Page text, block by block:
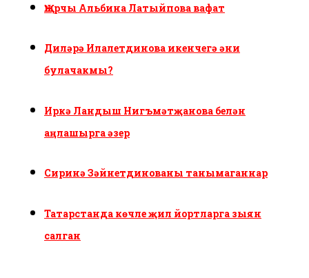
Җырчы Альбина Латыйпова вафат
Диләрә Илалетдинова икенчегә әни
булачакмы?
Иркә Ландыш Нигъмәтҗанова белән
аңлашырга әзер
Сиринә Зәйнетдинованы танымаганнар
Татарстанда көчле җил йортларга зыян
салган